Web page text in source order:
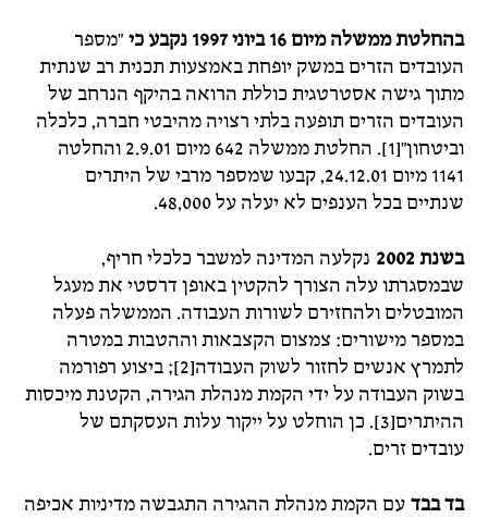
בהחלטת ממשלה מיום 16 ביוני 1997 נקבע כי
"מספר
העובדים הזרים במשק יופחת באמצעות תכנית רב שנתית
מתוך גישה אסטרטגית כוללת הרואה בהיקף הנרחב של
העובדים הזרים תופעה בלתי רצויה מהיבטי חברה, כלכלה
וביטחון"[1]. החלטת ממשלה 642 מיום 2.9.01 והחלטה
1141 מיום 24.12.01, קבעו שמספר מרבי של היתרים
שנתיים בכל הענפים לא יעלה על 48,000.
בשנת 2002
נקלעה המדינה למשבר כלכלי חריף,
שבמסגרתו עלה הצורך להקטין באופן דרסטי את מעגל
המובטלים ולהחזירם לשורות העבודה. הממשלה פעלה
במספר מישורים: צמצום הקצבאות וההטבות במטרה
לתמרץ אנשים לחזור לשוק העבודה[2]; ביצוע רפורמה
בשוק העבודה על ידי הקמת מנהלת הגירה, הקטנת מיכסות
ההיתרים[3]. כן הוחלט על ייקור עלות העסקתם של
עובדים זרים.
בד בבד עם הקמת מנהלת ההגירה התגבשה מדיניות אכיפה